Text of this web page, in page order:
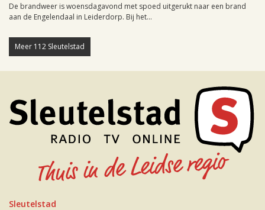
De brandweer is woensdagavond met spoed uitgerukt naar een brand
aan de Engelendaal in Leiderdorp. Bij het...
Meer 112 Sleutelstad
Sleutelstad